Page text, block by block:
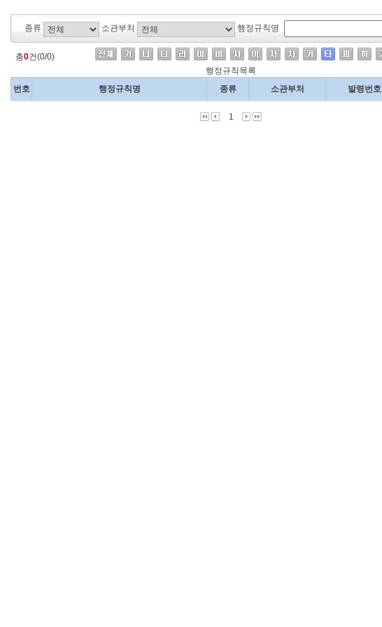
종류 소관부처 행정규칙명
총0건(0/0)
행정규칙목록
번호
행정규칙명 종류 소관부처 발령번호
1